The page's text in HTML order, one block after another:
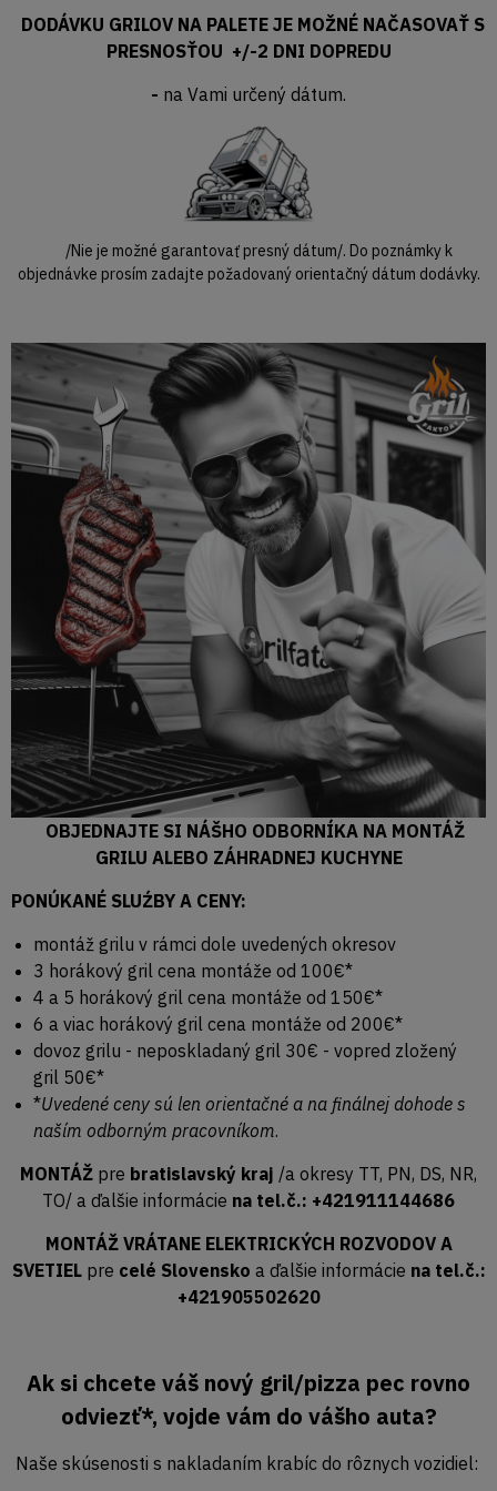
DODÁVKU GRILOV NA PALETE JE MOŽNÉ NAČASOVAŤ S
PRESNOSŤOU +/-2 DNI DOPREDU
- na Vami určený dátum.
/Nie je možné garantovať presný dátum/. Do poznámky k
objednávke prosím zadajte požadovaný orientačný dátum dodávky.
OBJEDNAJTE SI NÁŠHO ODBORNÍKA NA MONTÁŽ
GRILU ALEBO ZÁHRADNEJ KUCHYNE
PONÚKANÉ SLUŹBY A CENY:
montáž grilu v rámci dole uvedených okresov
3 horákový gril cena montáže od 100€*
4 a 5 horákový gril cena montáže od 150€*
6 a viac horákový gril cena montáže od 200€*
dovoz grilu - neposkladaný gril 30€ - vopred zložený
gril 50€*
*Uvedené ceny sú len orientačné a na finálnej dohode s
naším odborným pracovníkom.
MONTÁŽ pre bratislavský kraj /a okresy TT, PN, DS, NR,
TO/ a ďalšie informácie na tel.č.: +421911144686
MONTÁŽ VRÁTANE ELEKTRICKÝCH ROZVODOV A
SVETIEL pre celé Slovensko a ďalšie informácie na tel.č.:
+421905502620
Ak si chcete váš nový gril/pizza pec rovno
odviezť*, vojde vám do vášho auta?
Naše skúsenosti s nakladaním krabíc do rôznych vozidiel: